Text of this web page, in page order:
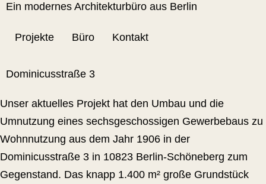
Ein modernes Architekturbüro aus Berlin
Projekte Büro Kontakt
Dominicusstraße 3
Unser aktuelles Projekt hat den Umbau und die
Umnutzung eines sechsgeschossigen Gewerbebaus zu
Wohnnutzung aus dem Jahr 1906 in der
Dominicusstraße 3 in 10823 Berlin-Schöneberg zum
Gegenstand. Das knapp 1.400 m² große Grundstück